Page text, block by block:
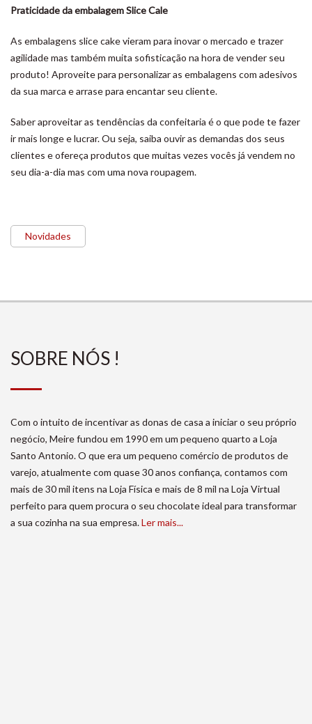
Praticidade da embalagem Slice Cale
As embalagens slice cake vieram para inovar o mercado e trazer
agilidade mas também muita sofisticação na hora de vender seu
produto! Aproveite para personalizar as embalagens com adesivos
da sua marca e arrase para encantar seu cliente.
Saber aproveitar as tendências da confeitaria é o que pode te fazer
ir mais longe e lucrar. Ou seja, saiba ouvir as demandas dos seus
clientes e ofereça produtos que muitas vezes vocês já vendem no
seu dia-a-dia mas com uma nova roupagem.
Novidades
SOBRE NÓS !
Com o intuito de incentivar as donas de casa a iniciar o seu próprio
negócio, Meire fundou em 1990 em um pequeno quarto a Loja
Santo Antonio. O que era um pequeno comércio de produtos de
varejo, atualmente com quase 30 anos confiança, contamos com
mais de 30 mil itens na Loja Física e mais de 8 mil na Loja Virtual
perfeito para quem procura o seu chocolate ideal para transformar
a sua cozinha na sua empresa.Ler mais...